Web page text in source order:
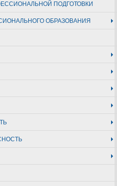
ПОДГОТОВКИ
ОБРАЗОВАНИЯ